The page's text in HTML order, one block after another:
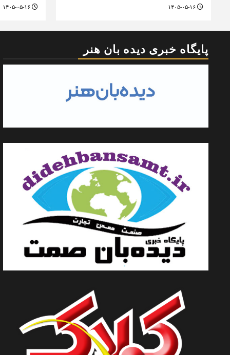
۱۴۰۵-۰۵-۱۶
پایگاه خبری دیده بان هنر